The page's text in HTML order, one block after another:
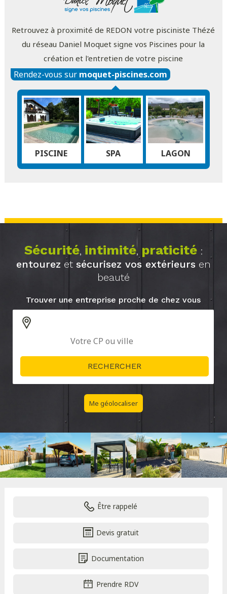
Retrouvez à proximité de REDON votre pisciniste Thézé
du réseau Daniel Moquet signe vos Piscines pour la
création et l'entretien de votre piscine
Rendez-vous sur moquet-piscines.com
PISCINE SPA LAGON
Sécurité, intimité, praticité:
entourez et sécurisez vos extérieurs en
beauté
Trouver une entreprise proche de chez vous
Me géolocaliser
Être rappelé
Devis gratuit
Documentation
Prendre RDV